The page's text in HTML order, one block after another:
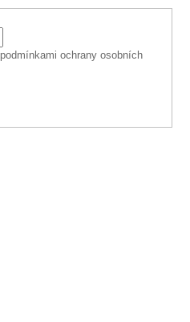
podmínkami ochrany osobních